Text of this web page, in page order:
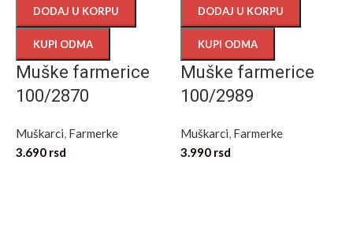
DODAJ U KORPU
KUPI ODMA
Muške farmerice
100/2870
Muškarci, Farmerke
3.690 rsd
DODAJ U KORPU
KUPI ODMA
Muške farmerice
100/2989
Muškarci, Farmerke
3.990 rsd